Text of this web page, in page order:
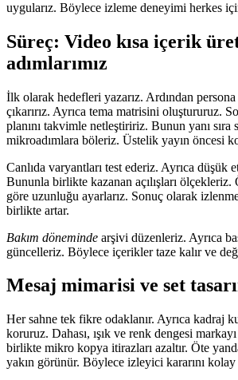
uygularız. Böylece izleme deneyimi herkes
Süreç: Video kısa içerik
adımlarımız
İlk olarak hedefleri yazarız. Ardından
çıkarırız. Ayrıca tema matrisini oluştururuz.
planını takvimle netleştiririz. Bunun yanı sıra
mikroadımlara böleriz. Üstelik yayın öncesi
Canlıda varyantları test ederiz. Ayrıca düşük
Bununla birlikte kazanan açılışları ölçekleriz.
göre uzunluğu ayarlarız. Sonuç olarak
birlikte artar.
Bakım döneminde arşivi düzenleriz. Ayrıca
güncelleriz. Böylece içerikler taze kalır ve
Mesaj mimarisi ve set
Her sahne tek fikre odaklanır. Ayrıca kadraj
koruruz. Dahası, ışık ve renk dengesi
birlikte mikro kopya itirazları azaltır. Öte
yakın görünür. Böylece izleyici kararını